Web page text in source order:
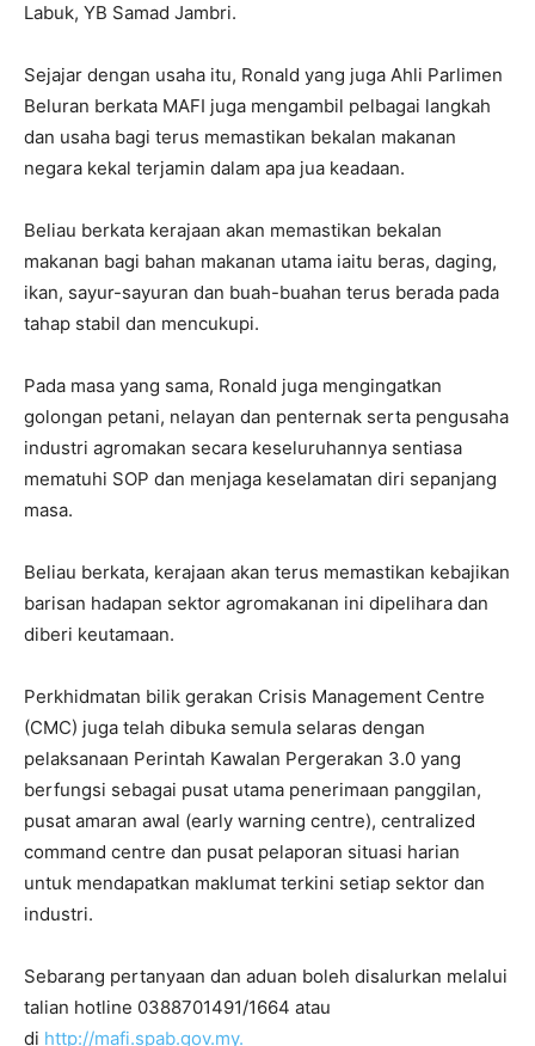
Labuk, YB Samad Jambri.
Sejajar dengan usaha itu, Ronald yang juga Ahli Parlimen
Beluran berkata MAFI juga mengambil pelbagai langkah
dan usaha bagi terus memastikan bekalan makanan
negara kekal terjamin dalam apa jua keadaan.
Beliau berkata kerajaan akan memastikan bekalan
makanan bagi bahan makanan utama iaitu beras, daging,
ikan, sayur-sayuran dan buah-buahan terus berada pada
tahap stabil dan mencukupi.
Pada masa yang sama, Ronald juga mengingatkan
golongan petani, nelayan dan penternak serta pengusaha
industri agromakan secara keseluruhannya sentiasa
mematuhi SOP dan menjaga keselamatan diri sepanjang
masa.
Beliau berkata, kerajaan akan terus memastikan kebajikan
barisan hadapan sektor agromakanan ini dipelihara dan
diberi keutamaan.
Perkhidmatan bilik gerakan Crisis Management Centre
(CMC) juga telah dibuka semula selaras dengan
pelaksanaan Perintah Kawalan Pergerakan 3.0 yang
berfungsi sebagai pusat utama penerimaan panggilan,
pusat amaran awal (early warning centre), centralized
command centre dan pusat pelaporan situasi harian
untuk mendapatkan maklumat terkini setiap sektor dan
industri.
Sebarang pertanyaan dan aduan boleh disalurkan melalui
talian hotline 0388701491/1664 atau
di http://mafi.spab.gov.my.